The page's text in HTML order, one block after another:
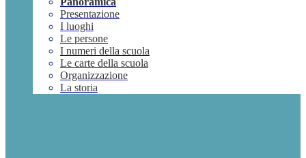
Presentazione
I luoghi
Le persone
I numeri della scuola
Le carte della scuola
Organizzazione
La storia